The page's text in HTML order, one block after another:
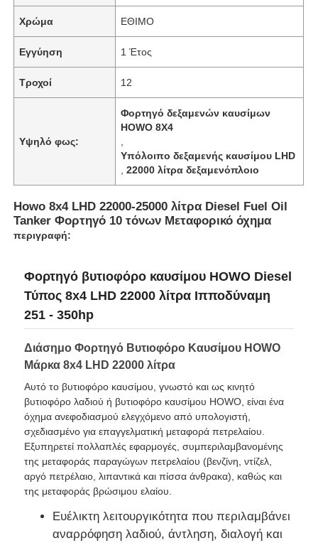
επαφή
Νέα
Όλες οι περιπτώσεις
Ζητήστε ένα απόσπασμα
Τεχνικό οχήμα
εμπορευματοκιβώτιο δεξαμενών του ISO
Καθαριστικό φορτηγό αποχέτευσης
Φορτηγό ψυγείου
Αμαξοφόρο σκουπιδιών
Ειδικά εξαρτήματα οχημάτων
Υγιεινής Ηλεκτρικό Τρικυκλικό
Χρώμα ΕΘΙΜΟ
Εγγύηση 1 Έτος
Τροχοί 12
Υψηλό φως:
Φορτηγό δεξαμενών καυσίμων
HOWO 8X4
Υπόλοιπο δεξαμενής καυσίμου LHD
,22000 λίτρα δεξαμενόπλοιο
Howo 8x4 LHD 22000-25000 λίτρα Diesel Fuel Oil
Tanker Φορτηγό 10 τόνων Μεταφορικό όχημα
περιγραφή:
Φορτηγό βυτιοφόρο καυσίμου HOWO Diesel
Τύπος 8x4 LHD 22000 λίτρα Ιπποδύναμη
251 - 350hp
Διάσημο Φορτηγό Βυτιοφόρο Καυσίμου HOWO
Μάρκα 8x4 LHD 22000 λίτρα
Αυτό το βυτιοφόρο καυσίμου, γνωστό και ως κινητό
βυτιοφόρο λαδιού ή βυτιοφόρο καυσίμου HOWO, είναι ένα
όχημα ανεφοδιασμού ελεγχόμενο από υπολογιστή,
σχεδιασμένο για επαγγελματική μεταφορά πετρελαίου.
Εξυπηρετεί πολλαπλές εφαρμογές, συμπεριλαμβανομένης
της μεταφοράς παραγώγων πετρελαίου (βενζίνη, ντίζελ,
αργό πετρέλαιο, λιπαντικά και πίσσα άνθρακα), καθώς και
της μεταφοράς βρώσιμου ελαίου.
Ευέλικτη λειτουργικότητα που περιλαμβάνει
αναρρόφηση λαδιού, άντληση, διαλογή και